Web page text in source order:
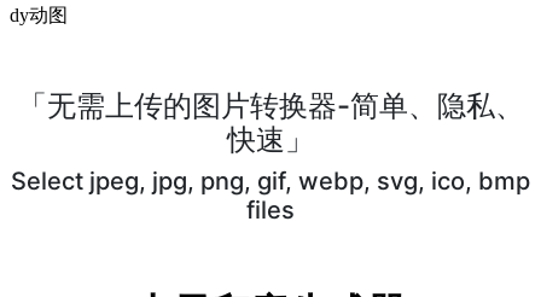
dy动图
「无需上传的图片转换器-简单、隐私、
快速」
Select jpeg, jpg, png, gif, webp, svg, ico, bmp
files